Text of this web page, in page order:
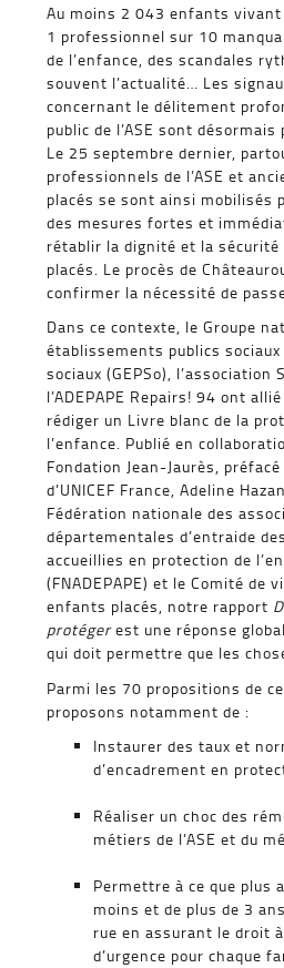
Au moins 2 043 enfants vivant
1 professionnel sur 10
de l’enfance, des scandales
souvent l’actualité… Les
concernant le délitement
public de l’ASE sont désormais
Le 25 septembre dernier,
professionnels de l’ASE et
placés se sont ainsi mobilisés
des mesures fortes et
rétablir la dignité et la sécurité
placés. Le procès de
confirmer la nécessité de
Dans ce contexte, le Groupe
établissements publics
sociaux (GEPSo), l’association
l’ADEPAPE Repairs! 94 ont
rédiger un Livre blanc de la
l’enfance. Publié en
Fondation Jean-Jaurès,
d’UNICEF France, Adeline
Fédération nationale des
départementales d’entraide
accueillies en protection de
(FNADEPAPE) et le Comité de
enfants placés, notre rapport
protégerest une réponse
qui doit permettre que les
Parmi les 70 propositions de
proposons notamment de :
Instaurer des taux et
d’encadrement en
Réaliser un choc des
métiers de l’ASE et du
Permettre à ce que plus
moins et de plus de 3
rue en assurant le droit
d’urgence pour chaque